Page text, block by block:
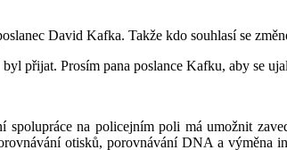
David Kafka. Takže kdo souhlasí se
přijat. Prosím pana poslance Kafku, aby se
spolupráce na policejním poli má umožnit
otisků, porovnávání DNA a výměna